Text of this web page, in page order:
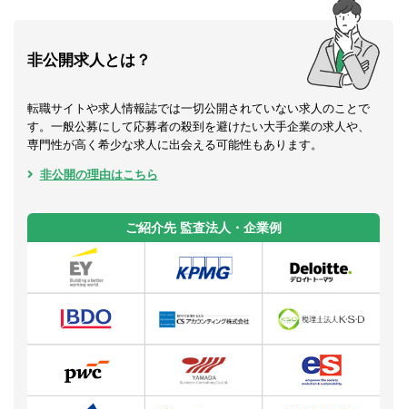
非公開求人とは？
転職サイトや求人情報誌では一切公開されていない求人のことで
す。一般公募にして応募者の殺到を避けたい大手企業の求人や、
専門性が高く希少な求人に出会える可能性もあります。
非公開の理由はこちら
ご紹介先 監査法人・企業例